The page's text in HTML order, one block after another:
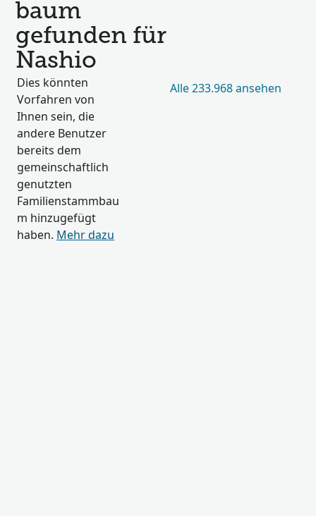
baum
gefunden für
Nashio
Dies könnten
Vorfahren von
Ihnen sein, die
andere Benutzer
bereits dem
gemeinschaftlich
genutzten
Familienstammbau
m hinzugefügt
haben. Mehr dazu
Alle 233.968 ansehen